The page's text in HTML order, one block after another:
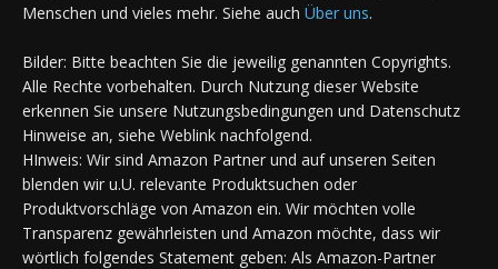
Menschen und vieles mehr. Siehe auch Über uns.
Bilder: Bitte beachten Sie die jeweilig genannten Copyrights.
Alle Rechte vorbehalten. Durch Nutzung dieser Website
erkennen Sie unsere Nutzungsbedingungen und Datenschutz
Hinweise an, siehe Weblink nachfolgend.
HInweis: Wir sind Amazon Partner und auf unseren Seiten
blenden wir u.U. relevante Produktsuchen oder
Produktvorschläge von Amazon ein. Wir möchten volle
Transparenz gewährleisten und Amazon möchte, dass wir
wörtlich folgendes Statement geben: Als Amazon-Partner